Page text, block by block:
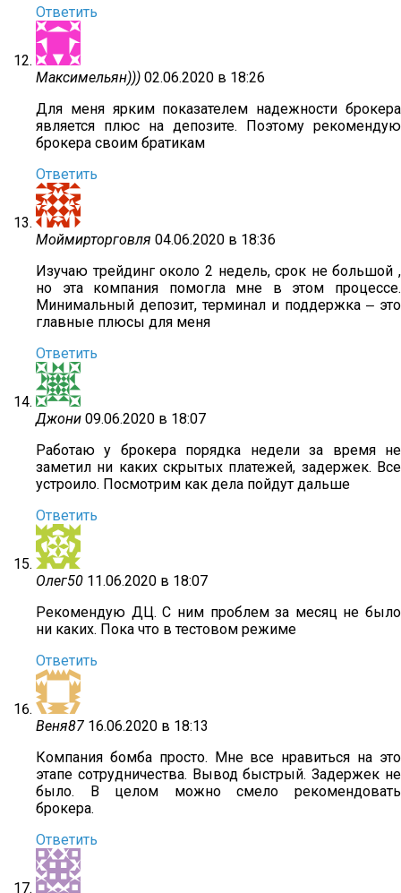
Ответить
Максимельян))) 02.06.2020 в 18:26
Для меня ярким показателем надежности брокера
является плюс на депозите. Поэтому рекомендую
брокера своим братикам
Ответить
Моймирторговля 04.06.2020 в 18:36
Изучаю трейдинг около 2 недель, срок не большой ,
но эта компания помогла мне в этом процессе.
Минимальный депозит, терминал и поддержка ‒ это
главные плюсы для меня
Ответить
Джони 09.06.2020 в 18:07
Работаю у брокера порядка недели за время не
заметил ни каких скрытых платежей, задержек. Все
устроило. Посмотрим как дела пойдут дальше
Ответить
Олег50 11.06.2020 в 18:07
Рекомендую ДЦ. С ним проблем за месяц не было
ни каких. Пока что в тестовом режиме
Ответить
Веня87 16.06.2020 в 18:13
Компания бомба просто. Мне все нравиться на это
этапе сотрудничества. Вывод быстрый. Задержек не
было. В целом можно смело рекомендовать
брокера.
Ответить